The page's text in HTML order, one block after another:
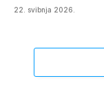
22. svibnja 2026.